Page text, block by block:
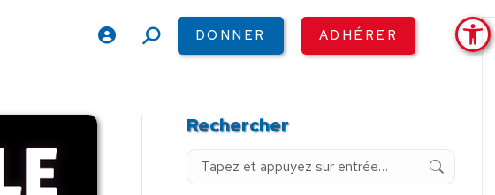
RechercheDONNER ADHÉRER
Rechercher
Recherche